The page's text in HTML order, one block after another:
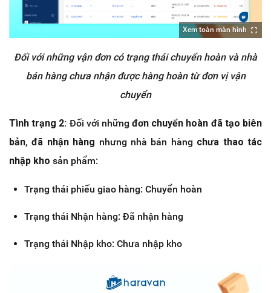
Xem toàn màn hình
Đối với những vận đơn có trạng thái chuyển hoàn và nhà
bán hàng chưa nhận được hàng hoàn từ đơn vị vận
chuyển
Tình trạng 2: Đối với nhữngđơn chuyển hoàn đã tạo biên
bản,đã nhận hàng nhưng nhà bán hàng chưa thao tác
nhập kho sản phẩm:
Trạng thái phiếu giao hàng: Chuyển hoàn
Trạng thái Nhận hàng: Đã nhận hàng
Trạng thái Nhập kho: Chưa nhập kho